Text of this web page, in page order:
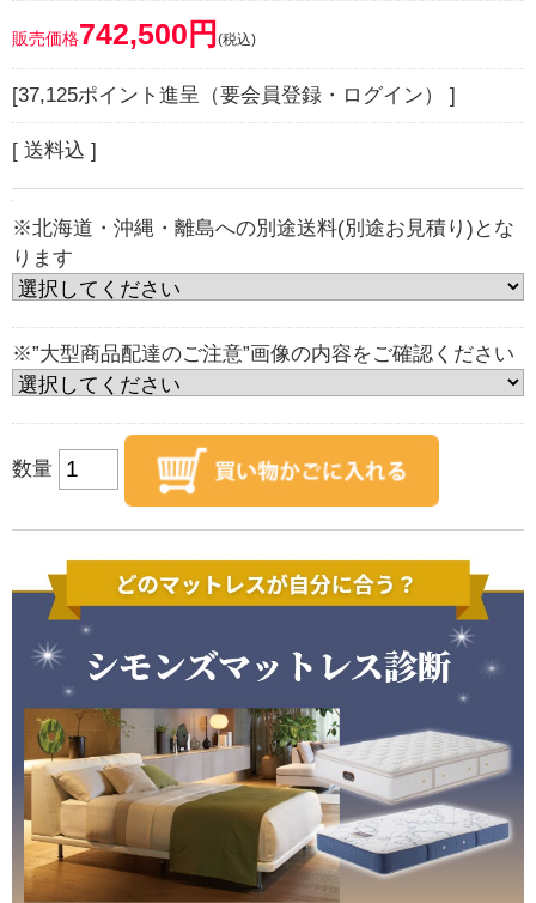
販売価格742,500円 (税込)
[37,125ポイント進呈（要会員登録・ログイン） ]
[ 送料込 ]
※北海道・沖縄・離島への別途送料(別途お見積り)とな
ります
※”大型商品配達のご注意”画像の内容をご確認ください
数量